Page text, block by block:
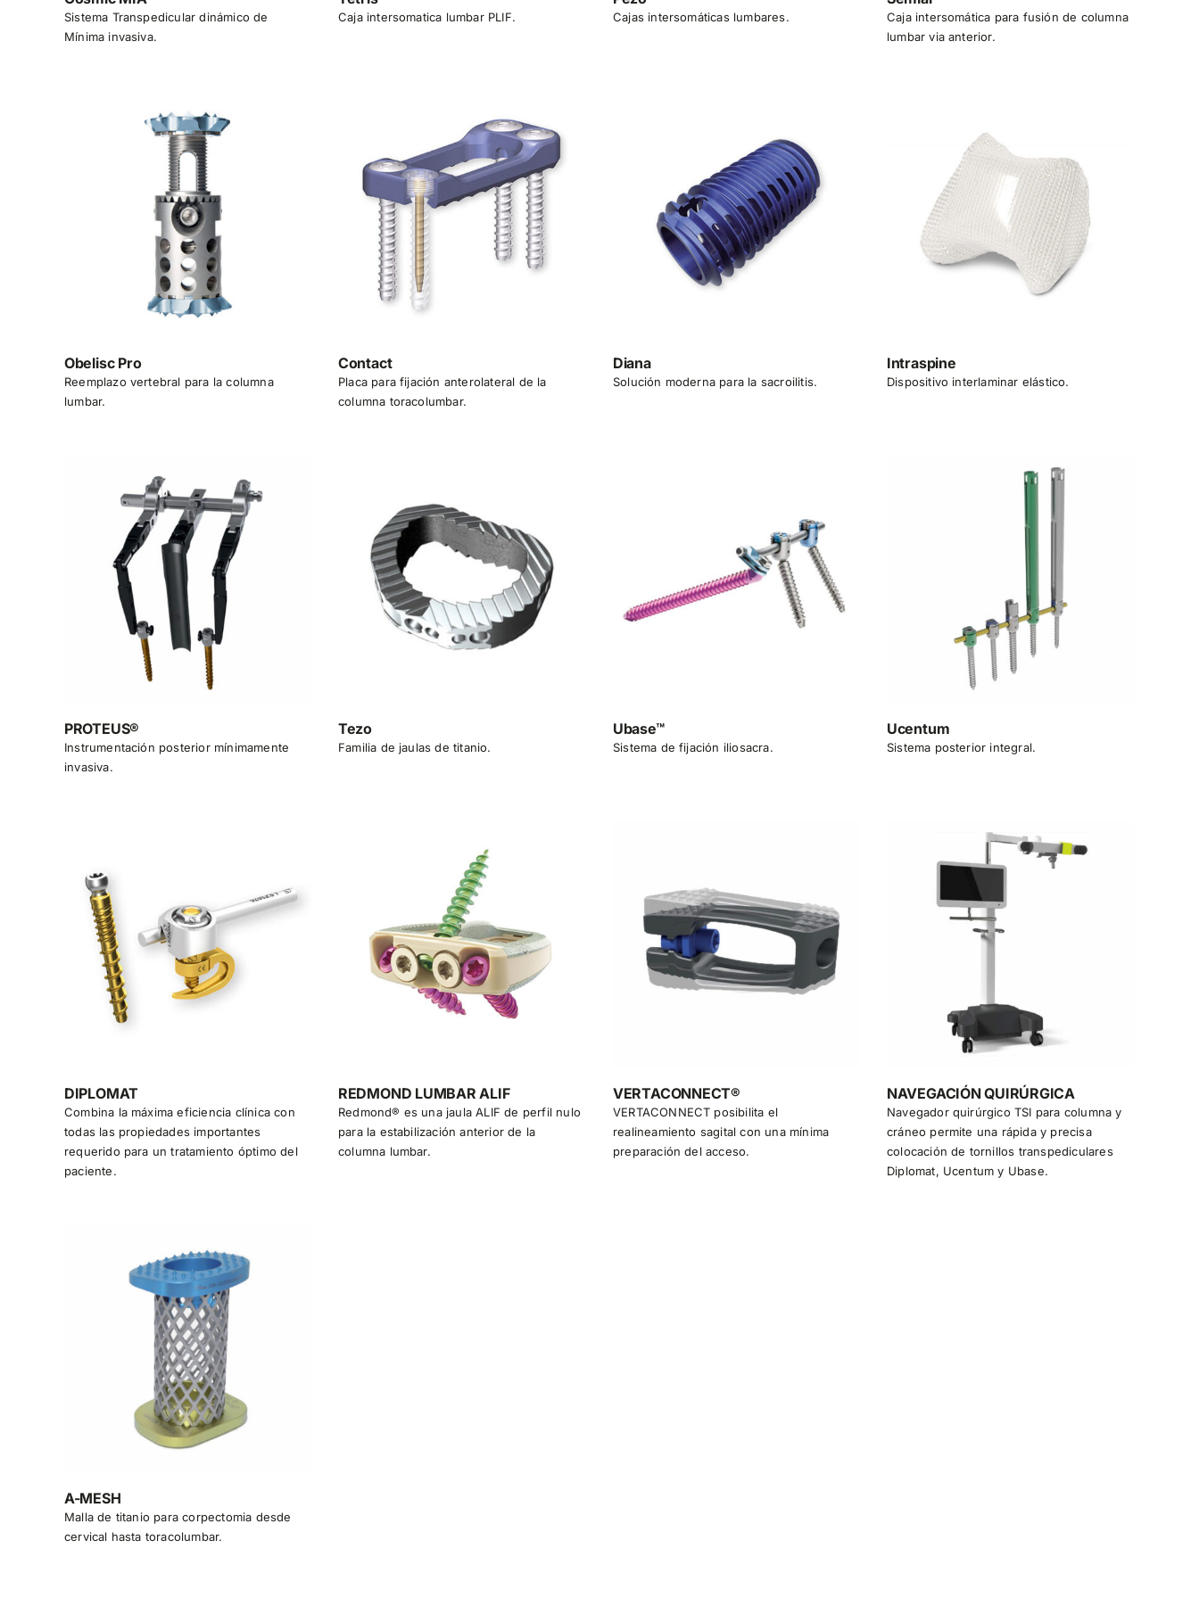
Sistema Transpedicular dinámico de
Mínima invasiva.
Caja intersomatica lumbar PLIF. Cajas intersomáticas lumbares.
Caja intersomática para fusión de columna
lumbar via anterior.
Obelisc Pro
Reemplazo vertebral para la columna
lumbar.
Contact
Placa para fijación anterolateral de la
columna toracolumbar.
Diana
Solución moderna para la sacroilitis.
Intraspine
Dispositivo interlaminar elástico.
PROTEUS®
Instrumentación posterior mínimamente
invasiva.
Tezo
Familia de jaulas de titanio.
Ubase™
Sistema de fijación iliosacra.
Ucentum
Sistema posterior integral.
DIPLOMAT
Combina la máxima eficiencia clínica con
todas las propiedades importantes
requerido para un tratamiento óptimo del
paciente.
REDMOND LUMBAR ALIF
Redmond® es una jaula ALIF de perfil nulo
para la estabilización anterior de la
columna lumbar.
VERTACONNECT®
VERTACONNECT posibilita el
realineamiento sagital con una mínima
preparación del acceso.
NAVEGACIÓN QUIRÚRGICA
Navegador quirúrgico TSI para columna y
cráneo permite una rápida y precisa
colocación de tornillos transpediculares
Diplomat, Ucentum y Ubase.
A-MESH
Malla de titanio para corpectomia desde
cervical hasta toracolumbar.